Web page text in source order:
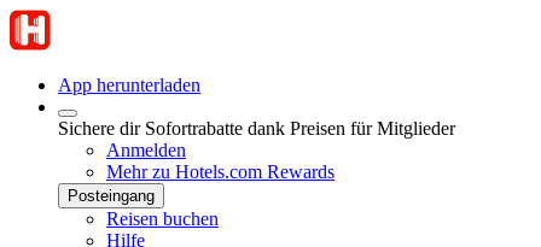
App herunterladen
Sichere dir Sofortrabatte dank Preisen für Mitglieder
Anmelden
Mehr zu Hotels.com Rewards
Posteingang
Reisen buchen
Hilfe